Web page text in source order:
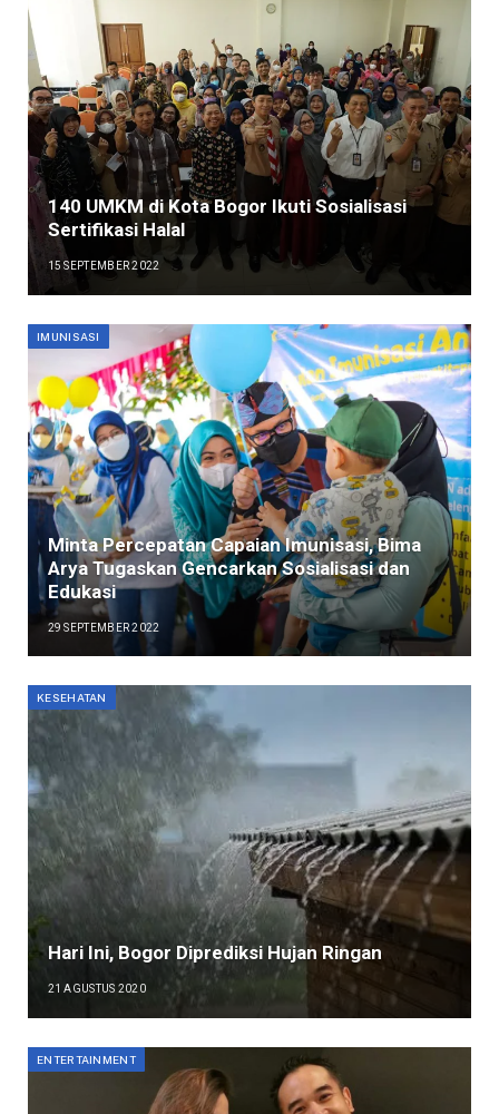
140 UMKM di Kota Bogor Ikuti Sosialisasi
Sertifikasi Halal
15 SEPTEMBER 2022
IMUNISASI
Minta Percepatan Capaian Imunisasi, Bima
Arya Tugaskan Gencarkan Sosialisasi dan
Edukasi
29 SEPTEMBER 2022
KESEHATAN
Hari Ini, Bogor Diprediksi Hujan Ringan
21 AGUSTUS 2020
ENTERTAINMENT